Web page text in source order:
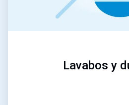
Lavabos y